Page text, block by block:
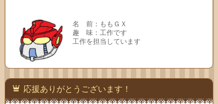
名 前：ももＧＸ
趣 味：工作です
工作を担当しています
応援ありがとうございます！